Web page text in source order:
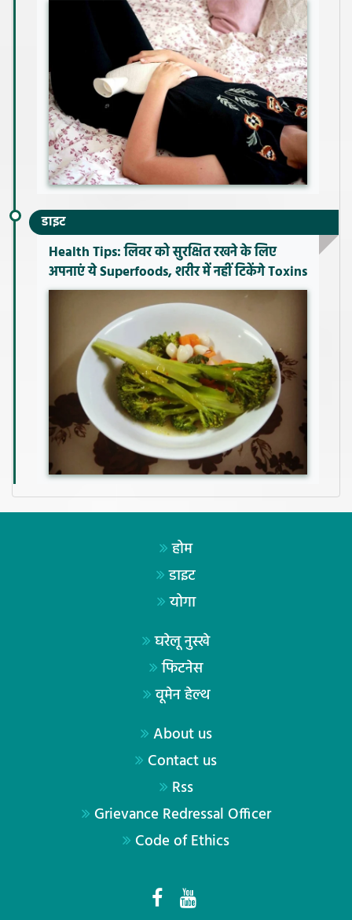
डाइट
Health Tips: लिवर को सुरक्षित रखने के लिए
अपनाएं ये Superfoods, शरीर में नहीं टिकेंगे Toxins
होम
डाइट
योगा
घरेलू नुस्खे
फिटनेस
वूमेन हेल्थ
About us
Contact us
Rss
Grievance Redressal Officer
Code of Ethics